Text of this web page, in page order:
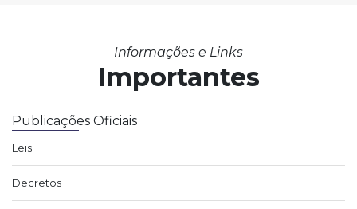
Informações e Links
Importantes
Publicações Oficiais
Leis
Decretos